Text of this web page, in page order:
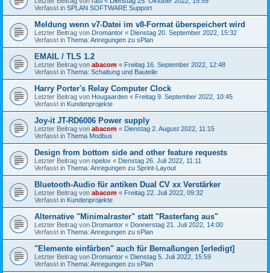
Verfasst in SPLAN SOFTWARE Support
Meldung wenn v7-Datei im v8-Format überspeichert wird
Letzter Beitrag von Dromantor « Dienstag 20. September 2022, 15:32
Verfasst in Thema: Anregungen zu sPlan
EMAIL / TLS 1.2
Letzter Beitrag von abacom « Freitag 16. September 2022, 12:48
Verfasst in Thema: Schaltung und Bauteile
Harry Porter's Relay Computer Clock
Letzter Beitrag von Hougaarden « Freitag 9. September 2022, 10:45
Verfasst in Kundenprojekte
Joy-it JT-RD6006 Power supply
Letzter Beitrag von abacom « Dienstag 2. August 2022, 11:15
Verfasst in Thema Modbus
Design from bottom side and other feature requests
Letzter Beitrag von npelov « Dienstag 26. Juli 2022, 11:11
Verfasst in Thema: Anregungen zu Sprint-Layout
Bluetooth-Audio für antiken Dual CV xx Verstärker
Letzter Beitrag von abacom « Freitag 22. Juli 2022, 09:32
Verfasst in Kundenprojekte
Alternative "Minimalraster" statt "Rasterfang aus"
Letzter Beitrag von Dromantor « Donnerstag 21. Juli 2022, 14:00
Verfasst in Thema: Anregungen zu sPlan
"Elemente einfärben" auch für Bemaßungen [erledigt]
Letzter Beitrag von Dromantor « Dienstag 5. Juli 2022, 15:59
Verfasst in Thema: Anregungen zu sPlan